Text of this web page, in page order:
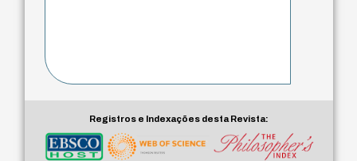
Registros e Indexações desta Revista: